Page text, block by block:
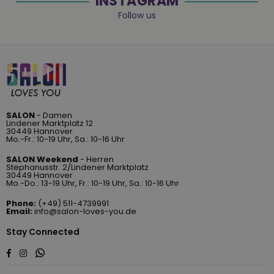
Follow us
SALON- Damen
Lindener Marktplatz 12
30449 Hannover
Mo.-Fr.: 10-19 Uhr, Sa.: 10-16 Uhr
SALON Weekend - Herren
Stephanusstr. 2/Lindener Marktplatz
30449 Hannover
Mo.-Do.: 13-19 Uhr, Fr.: 10-19 Uhr, Sa.: 10-16 Uhr
Phone: (+49) 511-4739991
Email: info@salon-loves-you.de
Stay Connected
Facebook
InstagramWhatsapp